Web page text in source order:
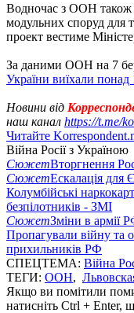
Водночас з ООН також
модульних споруд для
проект вестиме
За даними ООН на 7
України виїхали
Новини від
наш канал https://t.me/
Читайте
Війна Росії з Україною
СюжетВторгнення
СюжетЕскалація для
Колумбійські
безпілотників - ЗМІ
СюжетЗміни в армії
Пропагували війну та
прихильників РФ
СПЕЦТЕМА: Війна
ТЕГИ: ООН,
Якщо ви помітили
натисніть Ctrl + Enter,